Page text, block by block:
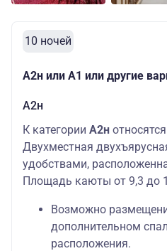
10 ночей
А2н или А1 или другие
А2н
К категории А2н
Двухместная
удобствами,
Площадь каюты от 9,3 до
Возможно
дополнительном
расположения.